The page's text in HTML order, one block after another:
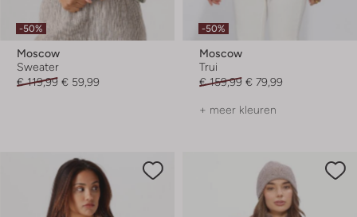
-50%
Moscow
Sweater
€ 119,99 € 59,99
-50%
Moscow
Trui
€ 159,99 € 79,99
+ meer kleuren